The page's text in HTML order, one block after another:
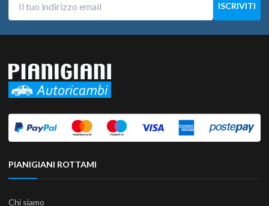
PIANIGIANI ROTTAMI
Chi siamo